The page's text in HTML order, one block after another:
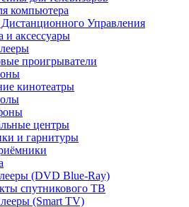
компьютера
Управления
и аксессуары
проигрыватели
кинотеатры
центры
и гарнитуры
(DVD Blue-Ray)
спутникового ТВ
(Smart TV)